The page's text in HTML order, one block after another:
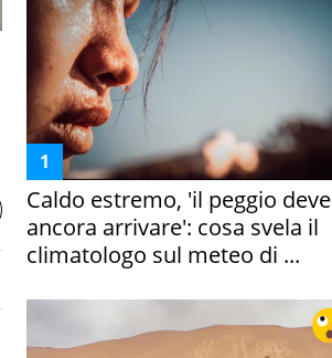
Caldo estremo, 'il peggio deve
ancora arrivare': cosa svela il
climatologo sul meteo di ...